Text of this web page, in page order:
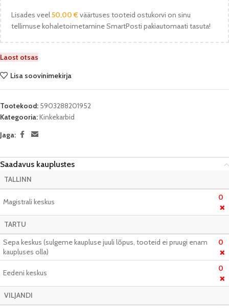
Lisades veel50,00 €väärtuses tooteid ostukorvi on sinu
tellimuse kohaletoimetamine SmartPosti pakiautomaati tasuta!
Laost otsas
Lisa soovinimekirja
Tootekood: 5903288201952
Kategooria:Kinkekarbid
Jaga:
Saadavus kauplustes
TALLINN
Magistrali keskus 0
❌
TARTU
Sepa keskus (sulgeme kaupluse juuli lõpus, tooteid ei pruugi enam
kaupluses olla)
0
❌
Eedeni keskus 0
❌
VILJANDI